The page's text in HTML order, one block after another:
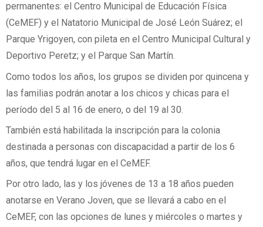
permanentes: el Centro Municipal de Educación Física
(CeMEF) y el Natatorio Municipal de José León Suárez; el
Parque Yrigoyen, con pileta en el Centro Municipal Cultural y
Deportivo Peretz; y el Parque San Martín.
Como todos los años, los grupos se dividen por quincena y
las familias podrán anotar a los chicos y chicas para el
período del 5 al 16 de enero, o del 19 al 30.
También está habilitada la inscripción para la colonia
destinada a personas con discapacidad a partir de los 6
años, que tendrá lugar en el CeMEF.
Por otro lado, las y los jóvenes de 13 a 18 años pueden
anotarse en Verano Joven, que se llevará a cabo en el
CeMEF, con las opciones de lunes y miércoles o martes y